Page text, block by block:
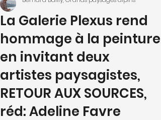
La Galerie Plexus rend
hommage à la peinture
en invitant deux
artistes paysagistes,
RETOUR AUX SOURCES,
réd: Adeline Favre